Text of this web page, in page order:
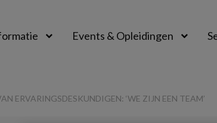
Events & Opleidingen
ERVARINGSDESKUNDIGEN: ‘WE ZIJN EEN TEAM’